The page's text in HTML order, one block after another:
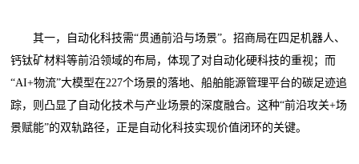
其一，自动化科技需“贯通前沿与场景”。招商局在四足机器人、
钙钛矿材料等前沿领域的布局，体现了对自动化硬科技的重视；而
“AI+物流”大模型在227个场景的落地、船舶能源管理平台的碳足迹追
踪，则凸显了自动化技术与产业场景的深度融合。这种“前沿攻关+场
景赋能”的双轨路径，正是自动化科技实现价值闭环的关键。